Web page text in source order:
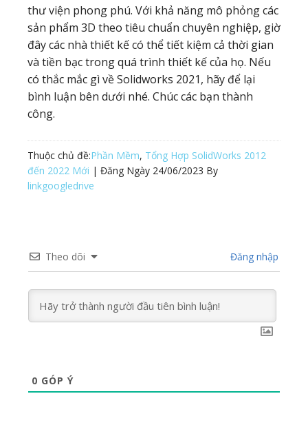
thư viện phong phú. Với khả năng mô phỏng các
sản phẩm 3D theo tiêu chuẩn chuyên nghiệp, giờ
đây các nhà thiết kế có thể tiết kiệm cả thời gian
và tiền bạc trong quá trình thiết kế của họ. Nếu
có thắc mắc gì về Solidworks 2021, hãy để lại
bình luận bên dưới nhé. Chúc các bạn thành
công.
Thuộc chủ đề:Phần Mềm, Tổng Hợp SolidWorks 2012
đến 2022 Mới | Đăng Ngày 24/06/2023 By
linkgoogledrive
Theo dõi Đăng nhập
0 GÓP Ý